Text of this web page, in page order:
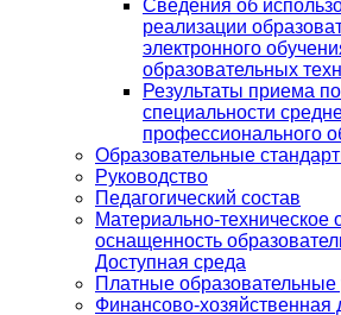
Сведения об
реализации
электронного
образовательных
Результаты приема
специальности
профессионального
Образовательные
Руководство
Педагогический состав
Материально-техническое
оснащенность
Доступная среда
Платные образовательные
Финансово-хозяйственная